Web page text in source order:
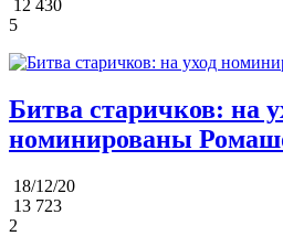
12 430
5
Битва старичков: на
номинированы
18/12/20
13 723
2